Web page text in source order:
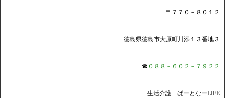
〒７７０－８０１２
徳島県徳島市大原町川添１３番地３
☎ ０８８－６０２－７９２２
生活介護 ぱーとなーLIFE